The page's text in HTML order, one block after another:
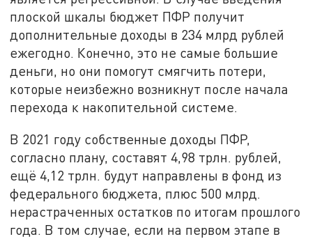
плоской шкалы бюджет ПФР получит
дополнительные доходы в 234 млрд рублей
ежегодно. Конечно, это не самые большие
деньги, но они помогут смягчить потери,
которые неизбежно возникнут после начала
перехода к накопительной системе.
В 2021 году собственные доходы ПФР,
согласно плану, составят 4,98 трлн. рублей,
ещё 4,12 трлн. будут направлены в фонд из
федерального бюджета, плюс 500 млрд.
нерастраченных остатков по итогам прошлого
года. В том случае, если на первом этапе в